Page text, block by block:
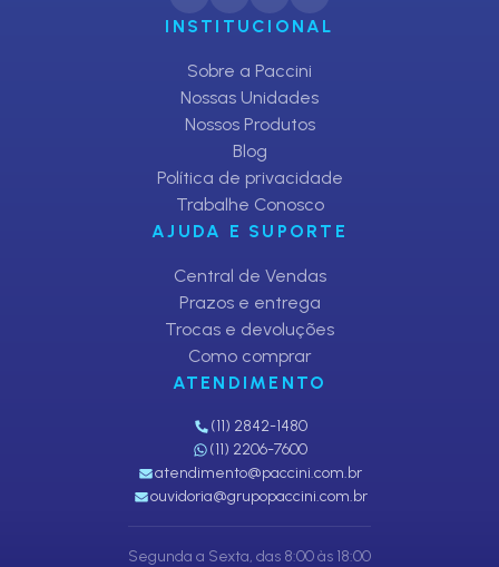
INSTITUCIONAL
Sobre a Paccini
Nossas Unidades
Nossos Produtos
Blog
Política de privacidade
Trabalhe Conosco
AJUDA E SUPORTE
Central de Vendas
Prazos e entrega
Trocas e devoluções
Como comprar
ATENDIMENTO
(11) 2842-1480
(11) 2206-7600
atendimento@paccini.com.br
ouvidoria@grupopaccini.com.br
Segunda a Sexta, das 8:00 às 18:00